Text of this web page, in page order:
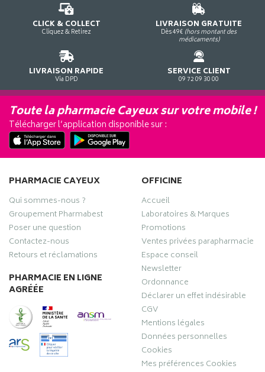
CLICK & COLLECT
Cliquez & Retirez
LIVRAISON GRATUITE
Dès 49€ (hors montant des
médicaments)
LIVRAISON RAPIDE
Via DPD
SERVICE CLIENT
09 72 09 30 00
Toute la pharmacie Cayeux sur votre mobile !
Télécharger l’application disponible sur :
PHARMACIE CAYEUX
Qui sommes-nous ?
Groupement Pharmabest
Poser une question
Contactez-nous
Retours et réclamations
PHARMACIE EN LIGNE
AGRÉÉE
OFFICINE
Accueil
Laboratoires & Marques
Promotions
Ventes privées parapharmacie
Espace conseil
Newsletter
Ordonnance
Déclarer un effet indésirable
CGV
Mentions légales
Données personnelles
Cookies
Mes préférences Cookies